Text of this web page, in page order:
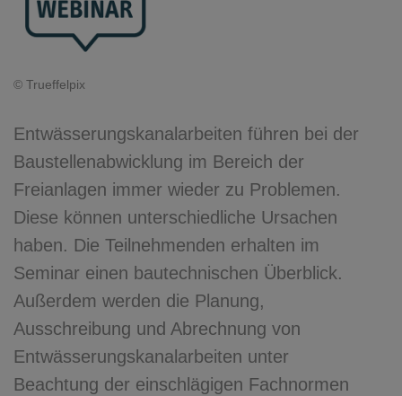
© Trueffelpix
Entwässerungskanalarbeiten führen bei der
Baustellenabwicklung im Bereich der
Freianlagen immer wieder zu Problemen.
Diese können unterschiedliche Ursachen
haben. Die Teilnehmenden erhalten im
Seminar einen bautechnischen Überblick.
Außerdem werden die Planung,
Ausschreibung und Abrechnung von
Entwässerungskanalarbeiten unter
Beachtung der einschlägigen Fachnormen